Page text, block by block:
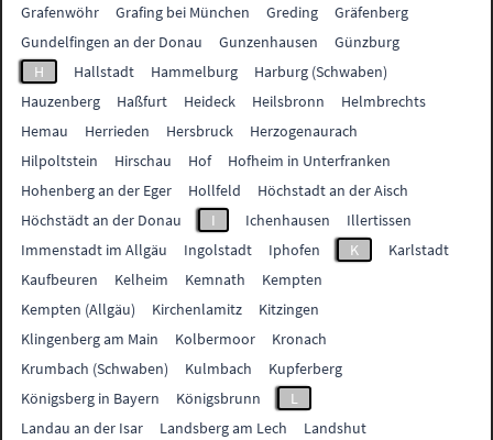
Grafenwöhr Grafing bei München Greding
Gräfenberg
Gundelfingen an der Donau
Gunzenhausen
Günzburg
H
Hallstadt Hammelburg
Harburg (Schwaben)
Hauzenberg
Haßfurt Heideck Heilsbronn
Helmbrechts
Hemau
Herrieden Hersbruck
Herzogenaurach
Hilpoltstein
Hirschau Hof
Hofheim in Unterfranken
Hohenberg an der Eger
Hollfeld
Höchstadt an der Aisch
Höchstädt an der Donau
I Ichenhausen
Illertissen
Immenstadt im Allgäu
Ingolstadt Iphofen K
Karlstadt
Kaufbeuren
Kelheim Kemnath
Kempten
Kempten (Allgäu)
Kirchenlamitz
Kitzingen
Klingenberg am Main
Kolbermoor
Kronach
Krumbach (Schwaben)
Kulmbach
Kupferberg
Königsberg in Bayern
Königsbrunn
L
Landau an der Isar
Landsberg am Lech
Landshut